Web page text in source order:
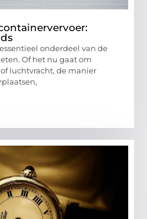
onderdeel van de
Of het nu gaat om
luchtvracht, de manier